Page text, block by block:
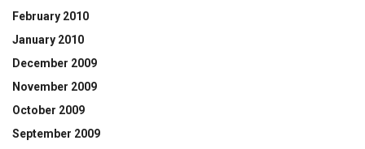
February 2010
January 2010
December 2009
November 2009
October 2009
September 2009